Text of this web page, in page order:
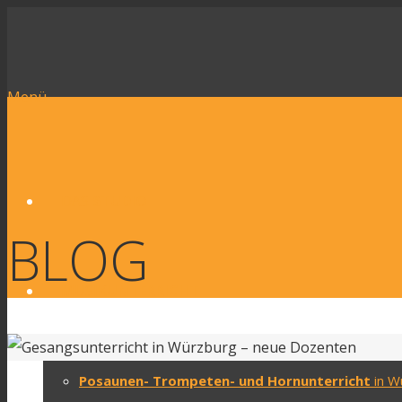
Menü
Posaunen- Trompeten- und Hornunterricht in
BLOG